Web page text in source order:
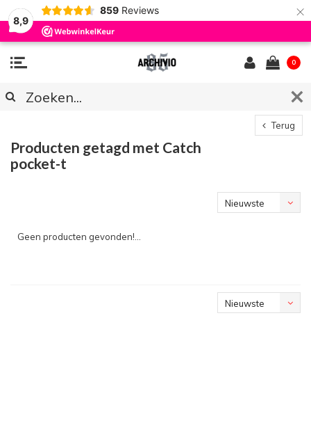
8,9
859 Reviews ×
0
Terug
Producten getagd met Catch
pocket-t
Nieuwste
Geen producten gevonden!...
Nieuwste